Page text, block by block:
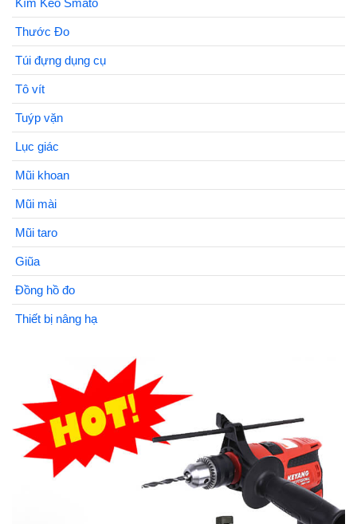
Kìm Kéo Smato
Thước Đo
Túi đựng dụng cụ
Tô vít
Tuýp vặn
Lục giác
Mũi khoan
Mũi mài
Mũi taro
Giũa
Đồng hồ đo
Thiết bị nâng hạ